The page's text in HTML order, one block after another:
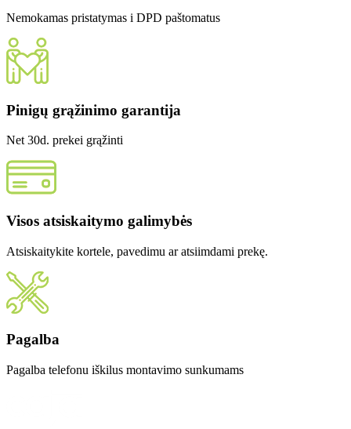
Nemokamas pristatymas i DPD paštomatus
Pinigų grąžinimo garantija
Net 30d. prekei grąžinti
Visos atsiskaitymo galimybės
Atsiskaitykite kortele, pavedimu ar atsiimdami prekę.
Pagalba
Pagalba telefonu iškilus montavimo sunkumams